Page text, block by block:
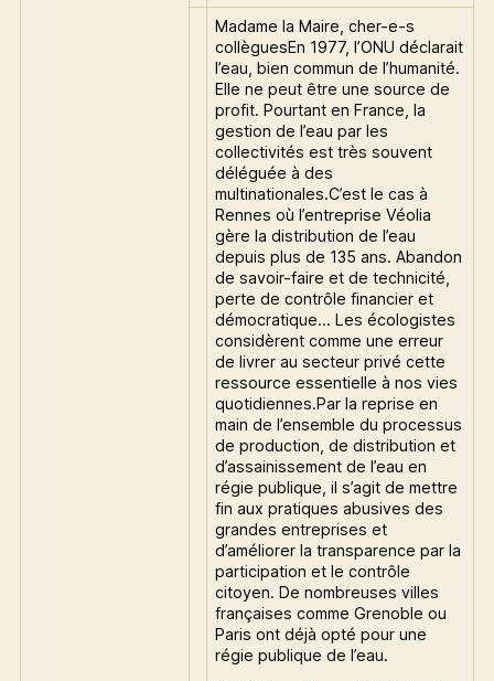
Madame la Maire, cher-e-s
collèguesEn 1977, l’ONU déclarait
l’eau, bien commun de l’humanité.
Elle ne peut être une source de
profit. Pourtant en France, la
gestion de l’eau par les
collectivités est très souvent
déléguée à des
multinationales.C’est le cas à
Rennes où l’entreprise Véolia
gère la distribution de l’eau
depuis plus de 135 ans. Abandon
de savoir-faire et de technicité,
perte de contrôle financier et
démocratique… Les écologistes
considèrent comme une erreur
de livrer au secteur privé cette
ressource essentielle à nos vies
quotidiennes.Par la reprise en
main de l’ensemble du processus
de production, de distribution et
d’assainissement de l’eau en
régie publique, il s’agit de mettre
fin aux pratiques abusives des
grandes entreprises et
d’améliorer la transparence par la
participation et le contrôle
citoyen. De nombreuses villes
françaises comme Grenoble ou
Paris ont déjà opté pour une
régie publique de l’eau.